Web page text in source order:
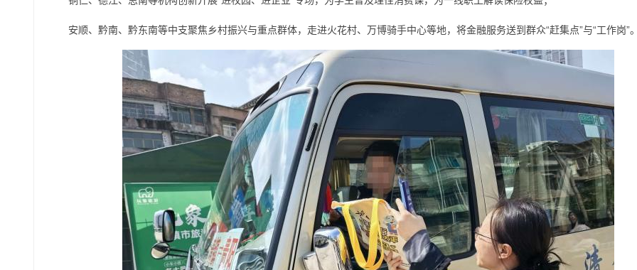
安顺、黔南、黔东南等中支聚焦乡村振兴与重点群体，走进火花村、万博骑手中心等地，将金融服务送到群众“赶集点”与“工作岗”